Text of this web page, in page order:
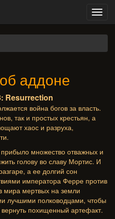
аддоне
Resurrection
война богов за власть.
так и простых крестьян, а
хаос и разруха,
множество отважных и
голову во славу Мортис. И
а ее долгий сон
императора Ферре против
мира мертвых на земли
лучшими полководцами, чтобы
вернуть похищенный артефакт.